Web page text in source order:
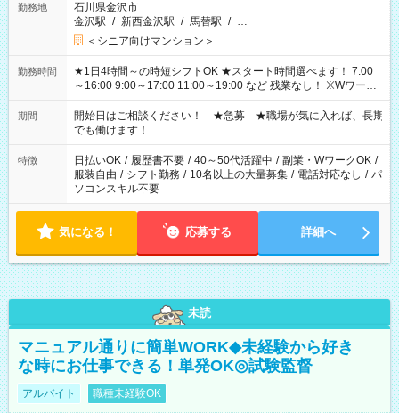
勤務地
石川県金沢市
金沢駅 / 新西金沢駅 / 馬替駅 / …
＜シニア向けマンション＞
勤務時間
★1日4時間～の時短シフトOK ★スタート時間選べます！ 7:00
～16:00 9:00～17:00 11:00～19:00 など 残業なし！ ※Wワーク
の場合、他のお仕事と合わせ週40時間超の就業はご案内できま
せん ※法令に基づき、週20時間以上勤務は社会保険への加入対
象となります ※労働者派遣法（日雇い派遣の原則禁止）によ
り、短時間・短期間の就業はご案内が難しい場合があります
期間
開始日はご相談ください！ ★急募 ★職場が気に入れば、長期
でも働けます！
特徴 日払いOK / 履歴書不要 / 40～50代活躍中 / 副業・WワークOK /
服装自由 / シフト勤務 / 10名以上の大量募集 / 電話対応なし / パ
ソコンスキル不要
気になる！ 応募する 詳細へ
未読
マニュアル通りに簡単WORK◆未経験から好き
な時にお仕事できる！単発OK◎試験監督
アルバイト 職種未経験OK